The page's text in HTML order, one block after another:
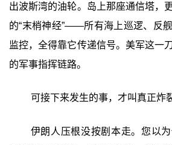
出波斯湾的油轮。岛上那座通信塔，
的“末梢神经”——所有海上巡逻、反
监控，全得靠它传递信号。美军这一
的军事指挥链路。
可接下来发生的事，才叫真正炸
伊朗人压根没按剧本走。您以为